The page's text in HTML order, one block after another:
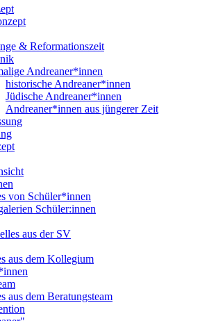
& Reformationszeit
Andreaner*innen
historische Andreaner*innen
Jüdische Andreaner*innen
Andreaner*innen aus jüngerer Zeit
von Schüler*innen
Schüler:innen
aus der SV
aus dem Kollegium
aus dem Beratungsteam